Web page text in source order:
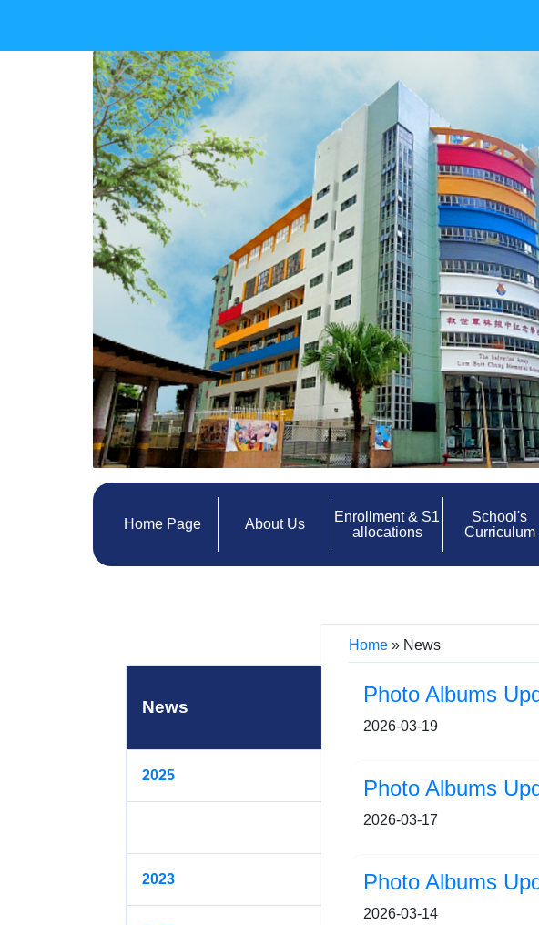
Home Page About Us
Enrollment & S1
allocations
School's
Curriculum
News
2025
2023
Home» News
Photo Albums
2026-03-19
2026-03-17
Photo Albums
2026-03-14